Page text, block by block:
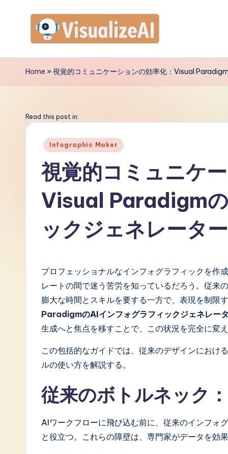
contentV
is
a
Home »視覚的コミュニケーションの効率化：Visual
Read this post in:
Posted
Infographic Maker
視覚的コミュニケ
Visual Paradigm
ックジェネレータ
プロフェッショナルなインフォグラフィックを作
レートの間で迷う苦労を知っているだろう。従来
膨大な時間とスキルを要する一方で、表現を制限
ParadigmのAIインフォグラフィックジェネレー
生成へと焦点を移すことで、この状況を完全に変え
この包括的なガイドでは、従来のデザインにおけ
ルの使い方を解説する。
従来のボトルネック
AIワークフローに飛び込む前に、従来のインフォ
と役立つ。これらの障壁は、専門家がデータを効